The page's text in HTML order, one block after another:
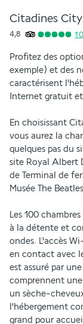
Citadines
4,8 1
Profitez des
exemple) et des
caractérisent
Internet gratuit
En choisissant
vous aurez la
quelques pas du
site Royal Albert
de Terminal de
Musée The
Les 100
à la détente et
ondes. L'accès
en contact avec
est assuré par
comprennent
un sèche-
l'hébergement
grand pour